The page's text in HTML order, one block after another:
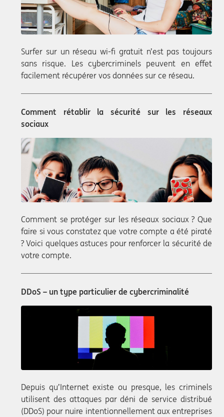
Surfer sur un réseau wi-fi gratuit n’est pas toujours
sans risque. Les cybercriminels peuvent en effet
facilement récupérer vos données sur ce réseau.
Comment rétablir la sécurité sur les réseaux
sociaux
Comment se protéger sur les réseaux sociaux ? Que
faire si vous constatez que votre compte a été piraté
? Voici quelques astuces pour renforcer la sécurité de
votre compte.
DDoS – un type particulier de cybercriminalité
Depuis qu’Internet existe ou presque, les criminels
utilisent des attaques par déni de service distribué
(DDoS) pour nuire intentionnellement aux entreprises